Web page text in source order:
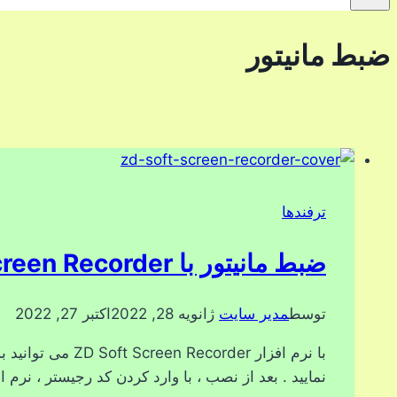
ضبط مانیتور
ترفندها
ضبط مانیتور با ZD Soft Screen Recorder
توسطمدیر سایت ژانویه 28, 2022 اکتبر 27, 2022
نمایید . بعد از نصب ، با وارد کردن کد رجیستر ،